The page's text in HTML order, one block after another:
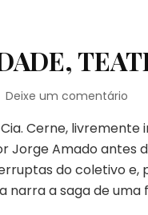
Deixe um comentário
E
Cerne, livremente
Jorge Amado antes
do coletivo e,
narra a saga de uma